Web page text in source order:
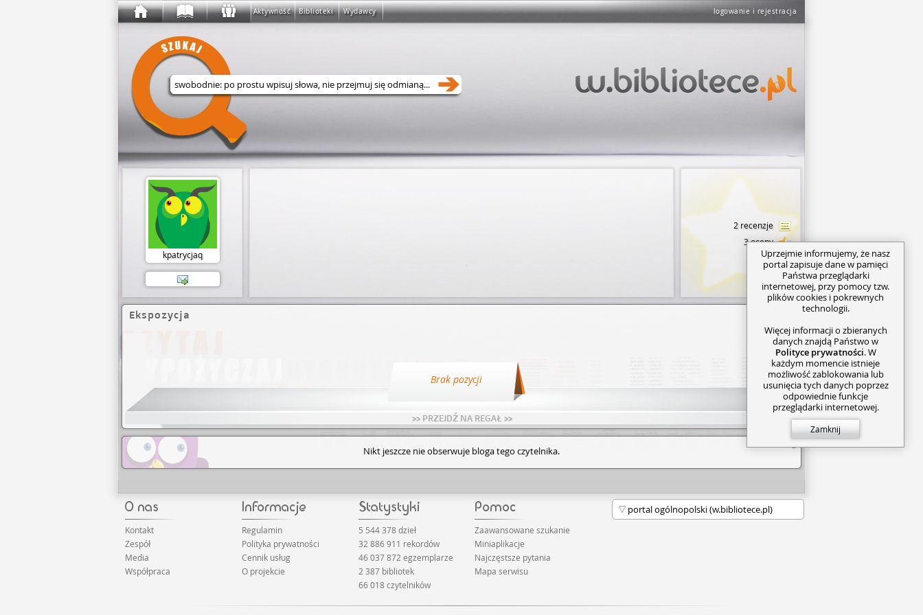
logowanie i rejestracja
Aktywność Biblioteki Wydawcy
Wyszukaj w serwisie
kpatrycjaq
2 recenzje
3 oceny
Ekspozycja
Brak pozycji
>> PRZEJDŹ NA REGAŁ >>
Nikt jeszcze nie obserwuje bloga tego czytelnika.
Kontakt
Zespół
Media
Współpraca
Regulamin
Polityka prywatności
Cennik usług
O projekcie
5 544 378 dzieł
32 886 911 rekordów
46 037 872 egzemplarze
2 387 bibliotek
66 018 czytelników
Zaawansowane szukanie
Miniaplikacje
Najczęstsze pytania
Mapa serwisu
Uprzejmie informujemy, że nasz
portal zapisuje dane w pamięci
Państwa przeglądarki
internetowej, przy pomocy tzw.
plików cookies i pokrewnych
technologii.
Więcej informacji o zbieranych
danych znajdą Państwo w
Polityce prywatności. W
każdym momencie istnieje
możliwość zablokowania lub
usunięcia tych danych poprzez
odpowiednie funkcje
przeglądarki internetowej.
Zamknij